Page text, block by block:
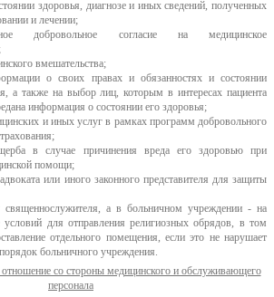
здоровья, диагнозе и иных сведений, полученных
и лечении;
добровольное согласие на медицинское
вмешательства;
о своих правах и обязанностях и состоянии
а также на выбор лиц, которым в интересах пациента
информация о состоянии его здоровья;
и иных услуг в рамках программ добровольного
в случае причинения вреда его здоровью при
помощи;
или иного законного представителя для защиты
а в больничном учреждении - на
условий для отправления религиозных обрядов, в том
отдельного помещения, если это не нарушает
больничного учреждения.
со стороны медицинского и обслуживающего
персонала